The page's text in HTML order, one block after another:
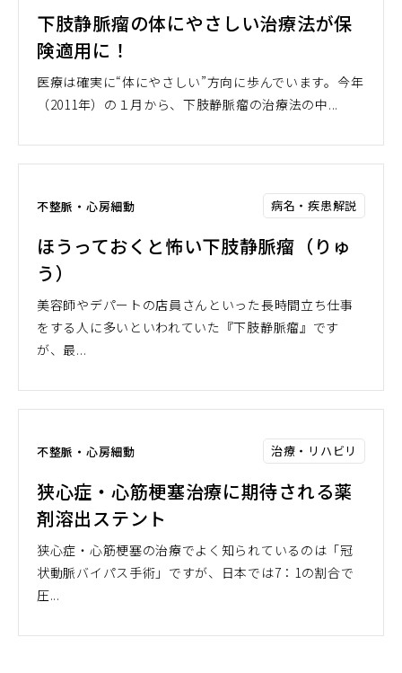
下肢静脈瘤の体にやさしい治療法が保
険適用に！
医療は確実に“体にやさしい”方向に歩んでいます。今年
（2011年）の１月から、下肢静脈瘤の治療法の中...
不整脈・心房細動 病名・疾患解説
ほうっておくと怖い下肢静脈瘤（りゅ
う）
美容師やデパートの店員さんといった長時間立ち仕事
をする人に多いといわれていた『下肢静脈瘤』です
が、最...
不整脈・心房細動 治療・リハビリ
狭心症・心筋梗塞治療に期待される薬
剤溶出ステント
狭心症・心筋梗塞の治療でよく知られているのは「冠
状動脈バイパス手術」ですが、日本では7：1の割合で
圧...